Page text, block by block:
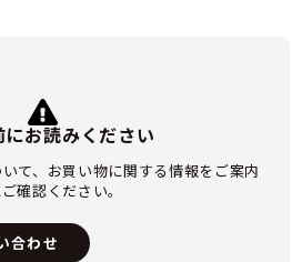
にお読みください
て、お買い物に関する情報をご案内
確認ください。
合わせ